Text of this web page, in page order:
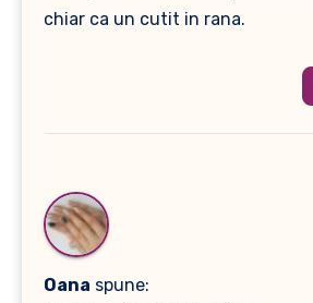
chiar ca un cutit in rana.
Oana spune: